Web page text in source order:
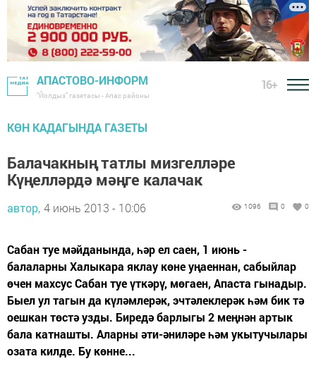
АПАСТОВО-ИНФОРМ
"Йолдыз" газетасы - Апас районы
16+
КӨН КАДАГЫНДА ГАЗЕТЫ
Балачакның татлы мизгелләре
Күңелләрдә мәңге калачак
автор, 4 июнь 2013 - 10:06 1096 0 0
Сабан туе мәйданында, һәр ел саен, 1 июнь -
балаларны Халыкара яклау көне уңаеннан, сабыйлар
өчен махсус Сабан туе үткәрү, мөгаен, Апаста гынадыр.
Быел ул тагын да күләмлерәк, эчтәлеклерәк һәм бик тә
оешкан төстә узды. Биредә барлыгы 2 меңнән артык
бала катнашты. Аларны әти-әниләре һәм укытучылары
озата килде. Бу көнне...